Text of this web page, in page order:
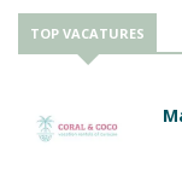
TOP VACATURES